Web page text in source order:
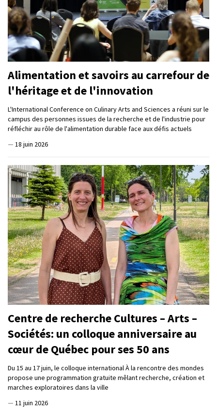
Alimentation et savoirs au carrefour de
l'héritage et de l'innovation
L'International Conference on Culinary Arts and Sciences a réuni sur le
campus des personnes issues de la recherche et de l'industrie pour
réfléchir au rôle de l'alimentation durable face aux défis actuels
— 18 juin 2026
Centre de recherche Cultures – Arts –
Sociétés: un colloque anniversaire au
cœur de Québec pour ses 50 ans
Du 15 au 17 juin, le colloque international À la rencontre des mondes
propose une programmation gratuite mêlant recherche, création et
marches exploratoires dans la ville
— 11 juin 2026